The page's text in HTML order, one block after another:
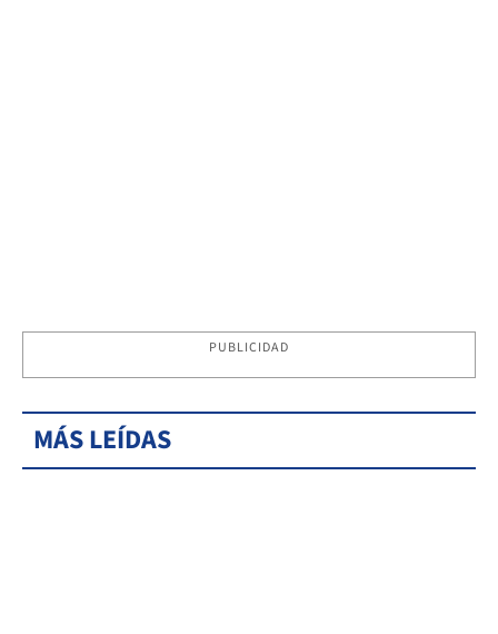
PUBLICIDAD
MÁS LEÍDAS